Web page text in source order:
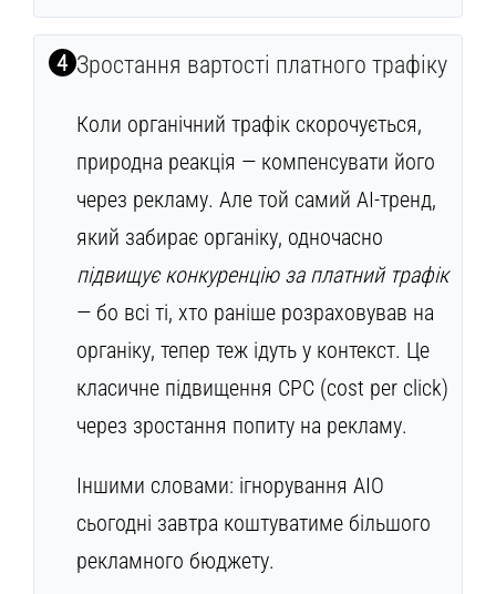
4 Зростання вартості платного трафіку
Коли органічний трафік скорочується,
природна реакція — компенсувати його
через рекламу. Але той самий AI-тренд,
який забирає органіку, одночасно
підвищує конкуренцію за платний трафік
— бо всі ті, хто раніше розраховував на
органіку, тепер теж ідуть у контекст. Це
класичне підвищення CPС (cost per click)
через зростання попиту на рекламу.
Іншими словами: ігнорування AIO
сьогодні завтра коштуватиме більшого
рекламного бюджету.